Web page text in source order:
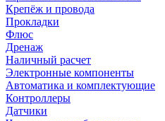
Крепёж и провода
Прокладки
Флюс
Дренаж
Наличный расчет
Электронные компоненты
Автоматика и комплектующие
Контроллеры
Датчики